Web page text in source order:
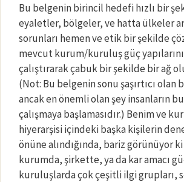
Bu belgenin birincil hedefi hızlı bir
eyaletler, bölgeler, ve hatta ülkeler
sorunları hemen ve etik bir şekilde
mevcut kurum/kuruluş güç
çalıştırarak çabuk bir şekilde bir ağ
(Not: Bu belgenin sonu şaşırtıcı olan
ancak en önemli olan şey insanların
çalışmaya başlamasıdır.) Benim ve
hiyerarşisi içindeki başka kişilerin
önüne alındığında, bariz görünüyor
kurumda, şirkette, ya da kar amacı
kuruluşlarda çok çeşitli ilgi grupları,